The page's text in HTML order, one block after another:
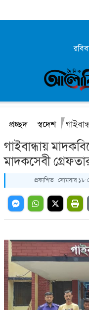
প্রচ্ছদ স্বদেশ
গাইবান্ধায়
মাদকসেবী
প্রকাশিত: সোমবার ১৮